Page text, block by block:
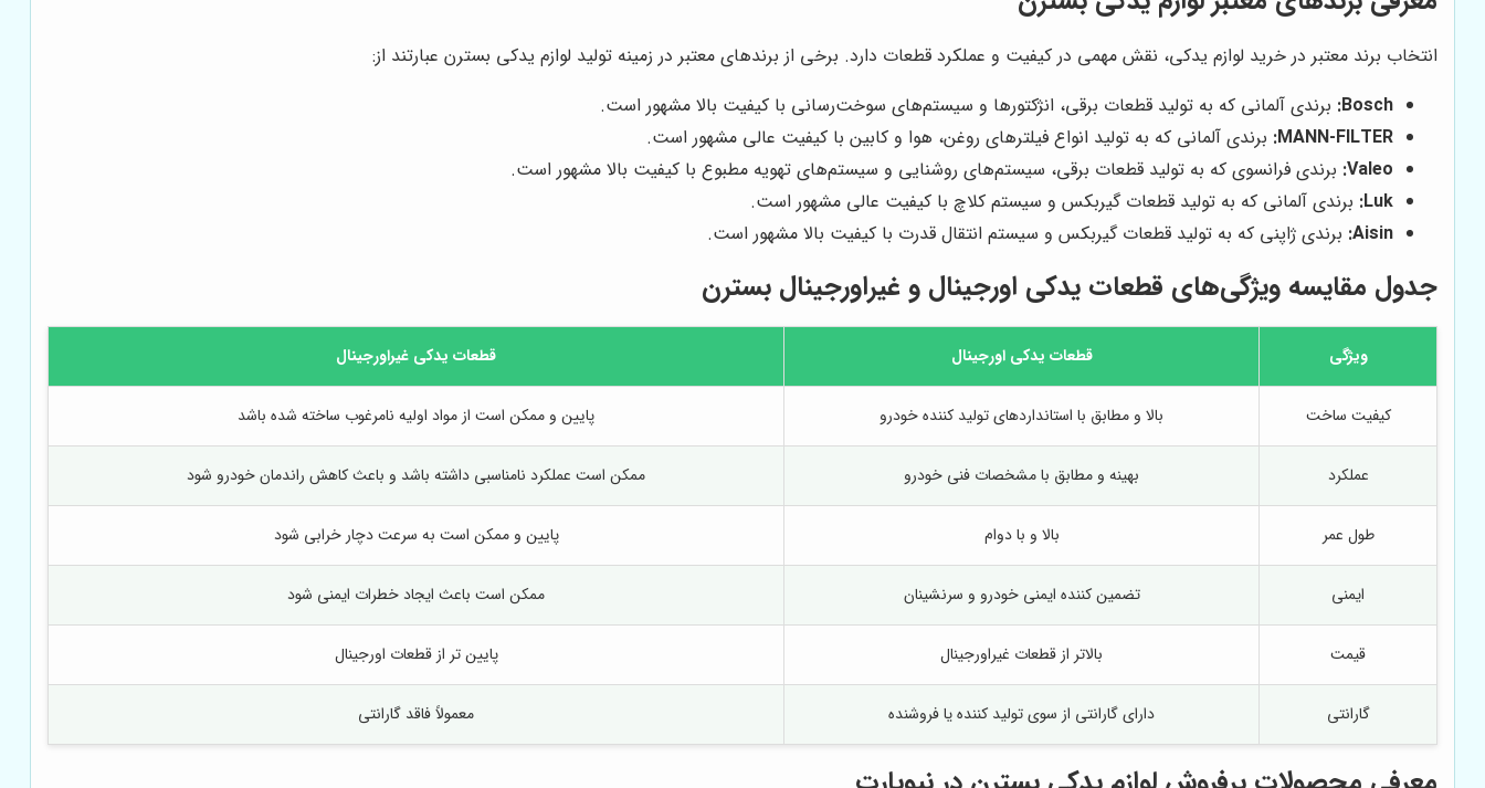
انتخاب برند معتبر در خرید لوازم یدکی، نقش مهمی در کیفیت و عملکرد قطعات دارد. برخی از برندهای معتبر در زمینه تولید لوازم یدکی بسترن عبارتند از:
Bosch: برندی آلمانی که به تولید قطعات برقی، انژکتورها و سیستم‌های سوخت‌رسانی با کیفیت بالا مشهور است.
MANN-FILTER: برندی آلمانی که به تولید انواع فیلترهای روغن، هوا و کابین با کیفیت عالی مشهور است.
Valeo: برندی فرانسوی که به تولید قطعات برقی، سیستم‌های روشنایی و سیستم‌های تهویه مطبوع با کیفیت بالا مشهور است.
Luk: برندی آلمانی که به تولید قطعات گیربکس و سیستم کلاچ با کیفیت عالی مشهور است.
Aisin: برندی ژاپنی که به تولید قطعات گیربکس و سیستم انتقال قدرت با کیفیت بالا مشهور است.
جدول مقایسه ویژگی‌های قطعات یدکی اورجینال و غیراورجینال بسترن
ویژگی قطعات یدکی اورجینال قطعات یدکی غیراورجینال
کیفیت ساخت بالا و مطابق با استانداردهای تولید کننده خودرو پایین و ممکن است از مواد اولیه نامرغوب ساخته شده باشد
عملکرد بهینه و مطابق با مشخصات فنی خودرو ممکن است عملکرد نامناسبی داشته باشد و باعث کاهش راندمان خودرو شود
طول عمر بالا و با دوام پایین و ممکن است به سرعت دچار خرابی شود
ایمنی تضمین کننده ایمنی خودرو و سرنشینان ممکن است باعث ایجاد خطرات ایمنی شود
قیمت بالاتر از قطعات غیراورجینال پایین تر از قطعات اورجینال
گارانتی دارای گارانتی از سوی تولید کننده یا فروشنده معمولاً فاقد گارانتی